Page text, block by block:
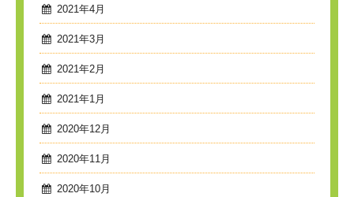
2021年4月
2021年3月
2021年2月
2021年1月
2020年12月
2020年11月
2020年10月